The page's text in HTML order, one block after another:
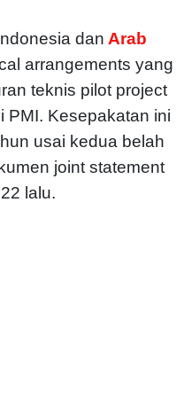
dan Arab
arrangements yang
teknis pilot project
PMI. Kesepakatan ini
usai kedua belah
joint statement
lalu.